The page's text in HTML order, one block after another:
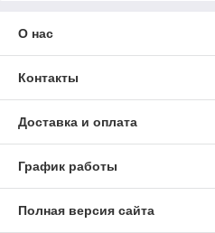
О нас
Контакты
Доставка и оплата
График работы
Полная версия сайта